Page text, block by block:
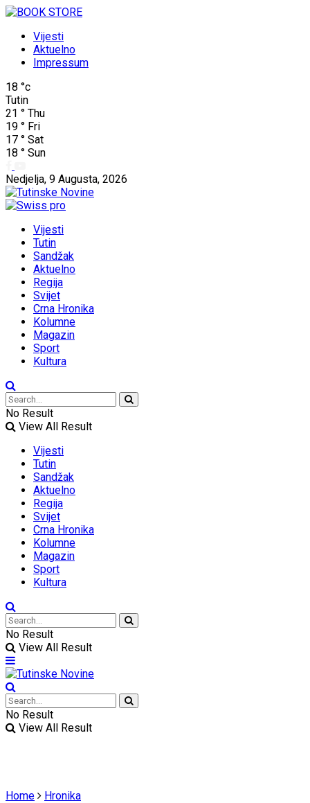
Vijesti
Aktuelno
Impressum
18 °c
Tutin
21 ° Thu
19 ° Fri
17 ° Sat
18 ° Sun
Nedjelja, 9 Augusta, 2026
Vijesti
Tutin
Sandžak
Aktuelno
Regija
Svijet
Crna Hronika
Kolumne
Magazin
Sport
Kultura
No Result
View All Result
Vijesti
Tutin
Sandžak
Aktuelno
Regija
Svijet
Crna Hronika
Kolumne
Magazin
Sport
Kultura
No Result
View All Result
No Result
View All Result
Home Hronika